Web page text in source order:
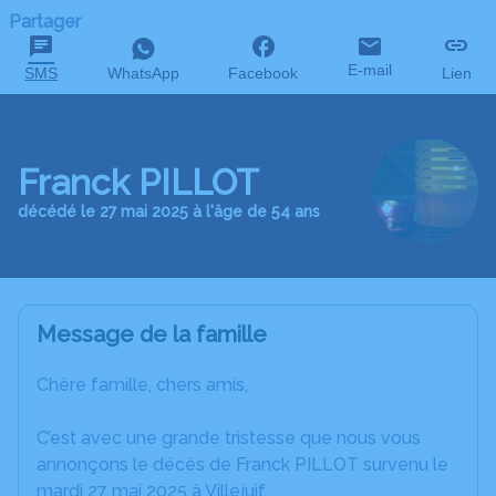
Partager
SMS WhatsApp Facebook E-mail Lien
Franck PILLOT
décédé le 27 mai 2025 à l'âge de 54 ans
Message de la famille
Chère famille, chers amis,
C’est avec une grande tristesse que nous vous
annonçons le décès de Franck PILLOT survenu le
mardi 27 mai 2025 à Villejuif.